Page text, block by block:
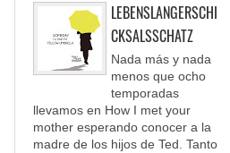
LEBENSLANGERSCHI
CKSALSSCHATZ
Nada más y nada
menos que ocho
temporadas
llevamos en How I met your
mother esperando conocer a la
madre de los hijos de Ted. Tanto